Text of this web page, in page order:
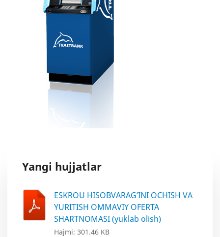
Yangi hujjatlar
ESKROU HISOBVARAG‘INI OCHISH VA
YURITISH OMMAVIY OFERTA
SHARTNOMASI (yuklab olish)
Hajmi: 301.46 KB